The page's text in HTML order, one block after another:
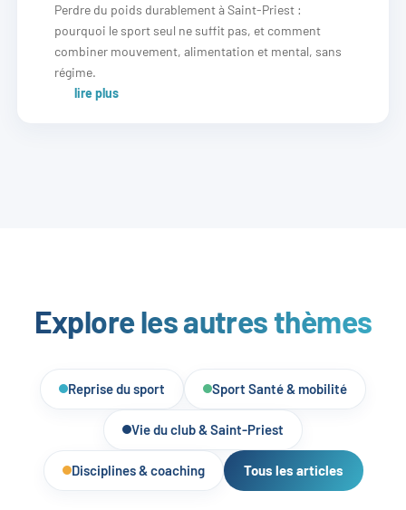
Perdre du poids durablement à Saint-Priest :
pourquoi le sport seul ne suffit pas, et comment
combiner mouvement, alimentation et mental, sans
régime.
lire plus
Explore les autres thèmes
Reprise du sport Sport Santé & mobilité
Vie du club & Saint-Priest
Disciplines & coaching Tous les articles